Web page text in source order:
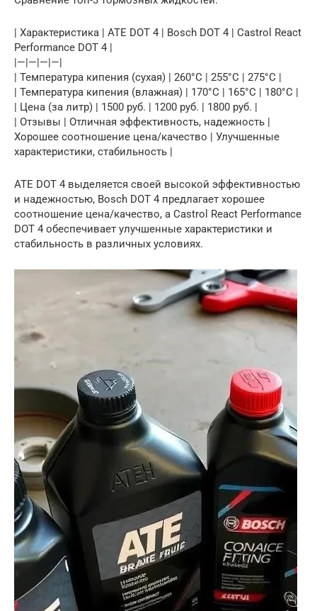
| Характеристика | ATE DOT 4 | Bosch DOT 4 | Castrol React
Performance DOT 4 |
|—|—|—|—|
| Температура кипения (сухая) | 260°C | 255°C | 275°C |
| Температура кипения (влажная) | 170°C | 165°C | 180°C |
| Цена (за литр) | 1500 руб. | 1200 руб. | 1800 руб. |
| Отзывы | Отличная эффективность, надежность |
Хорошее соотношение цена/качество | Улучшенные
характеристики, стабильность |
ATE DOT 4 выделяется своей высокой эффективностью
и надежностью, Bosch DOT 4 предлагает хорошее
соотношение цена/качество, а Castrol React Performance
DOT 4 обеспечивает улучшенные характеристики и
стабильность в различных условиях.